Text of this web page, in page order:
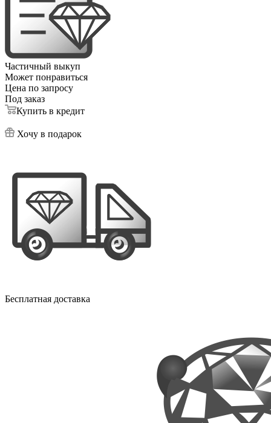
Частичный выкуп
Может понравиться
Цена по запросу
Под заказ
Купить в кредит
Хочу в подарок
Бесплатная доставка